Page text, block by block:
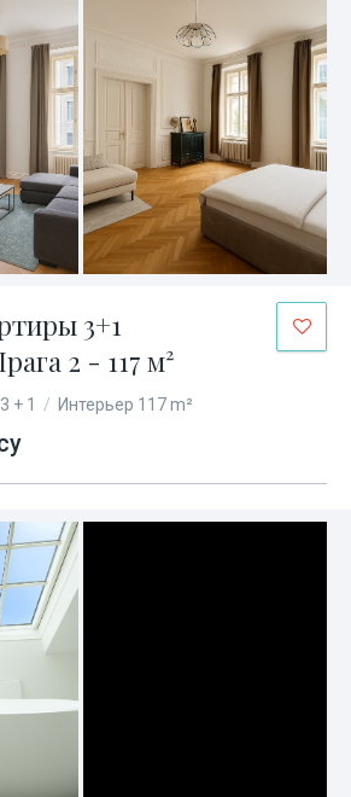
3+1
2 - 117 м²
3 + 1 / Интерьер 117 m²